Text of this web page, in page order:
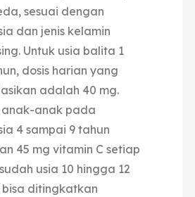
sesuai dengan
dan jenis kelamin
Untuk usia balita 1
dosis harian yang
adalah 40 mg.
anak pada
4 sampai 9 tahun
45 mg vitamin C setiap
usia 10 hingga 12
bisa ditingkatkan